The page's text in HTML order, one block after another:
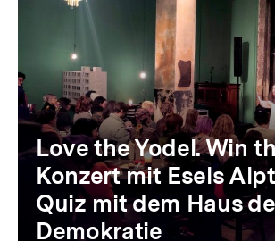
Love the Yodel. Win
Konzert mit Esels
Quiz mit dem Haus
Demokratie